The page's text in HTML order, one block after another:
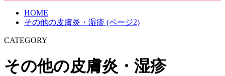
HOME
その他の皮膚炎・湿疹 (ページ2)
CATEGORY
その他の皮膚炎・湿疹